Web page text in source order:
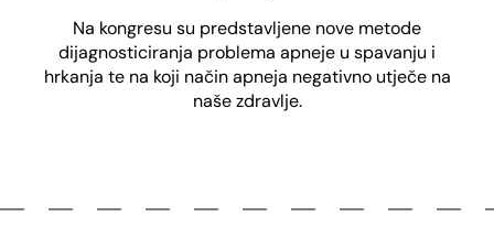
Na kongresu su predstavljene nove metode
dijagnosticiranja problema apneje u spavanju i
hrkanja te na koji način apneja negativno utječe na
naše zdravlje.